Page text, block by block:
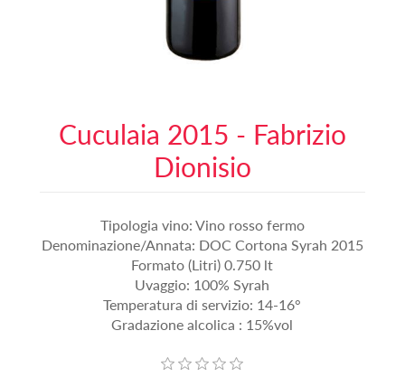
Cuculaia 2015 - Fabrizio
Dionisio
Tipologia vino: Vino rosso fermo
Denominazione/Annata: DOC Cortona Syrah 2015
Formato (Litri) 0.750 lt
Uvaggio: 100% Syrah
Temperatura di servizio: 14-16°
Gradazione alcolica : 15%vol